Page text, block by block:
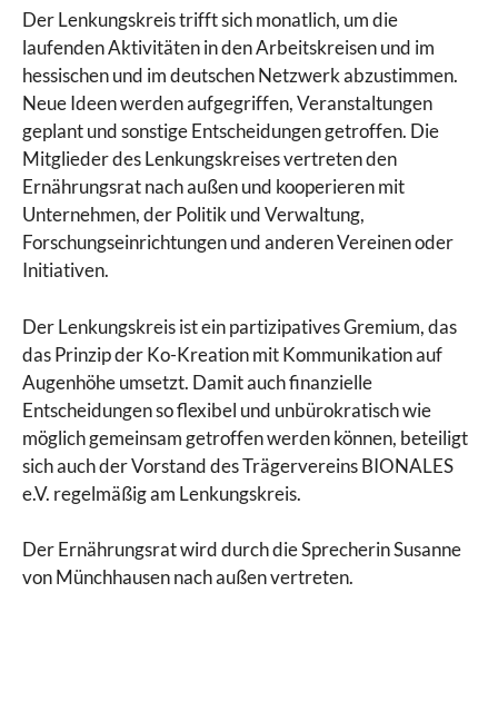
Der Lenkungskreis trifft sich monatlich, um die
laufenden Aktivitäten in den Arbeitskreisen und im
hessischen und im deutschen Netzwerk abzustimmen.
Neue Ideen werden aufgegriffen, Veranstaltungen
geplant und sonstige Entscheidungen getroffen. Die
Mitglieder des Lenkungskreises vertreten den
Ernährungsrat nach außen und kooperieren mit
Unternehmen, der Politik und Verwaltung,
Forschungseinrichtungen und anderen Vereinen oder
Initiativen.
Der Lenkungskreis ist ein partizipatives Gremium, das
das Prinzip der Ko-Kreation mit Kommunikation auf
Augenhöhe umsetzt. Damit auch finanzielle
Entscheidungen so flexibel und unbürokratisch wie
möglich gemeinsam getroffen werden können, beteiligt
sich auch der Vorstand des Trägervereins BIONALES
e.V. regelmäßig am Lenkungskreis.
Der Ernährungsrat wird durch die Sprecherin Susanne
von Münchhausen nach außen vertreten.